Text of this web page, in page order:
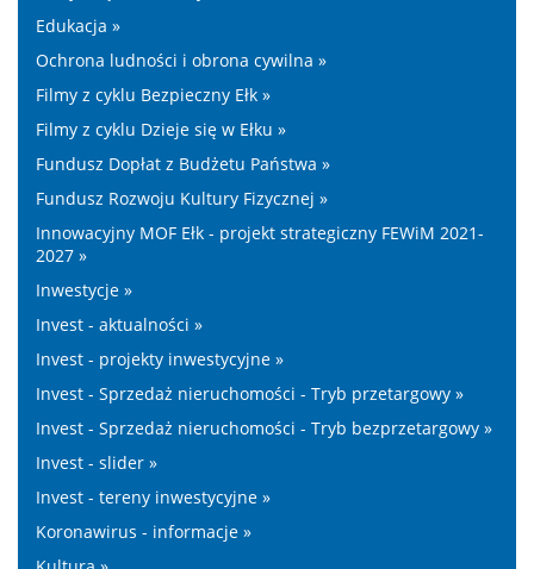
Edukacja »
Ochrona ludności i obrona cywilna »
Filmy z cyklu Bezpieczny Ełk »
Filmy z cyklu Dzieje się w Ełku »
Fundusz Dopłat z Budżetu Państwa »
Fundusz Rozwoju Kultury Fizycznej »
Innowacyjny MOF Ełk - projekt strategiczny FEWiM 2021-
2027 »
Inwestycje »
Invest - aktualności »
Invest - projekty inwestycyjne »
Invest - Sprzedaż nieruchomości - Tryb przetargowy »
Invest - Sprzedaż nieruchomości - Tryb bezprzetargowy »
Invest - slider »
Invest - tereny inwestycyjne »
Koronawirus - informacje »